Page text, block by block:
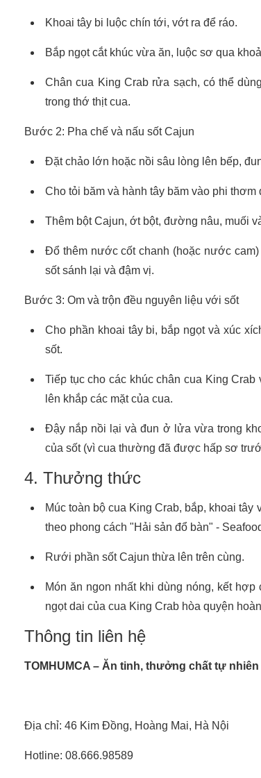
Khoai tây bi luộc chín tới, vớt ra để ráo.
Bắp ngọt cắt khúc vừa ăn, luộc sơ qua
Chân cua King Crab rửa sạch, có thể
trong thớ thịt cua.
Bước 2: Pha chế và nấu sốt Cajun
Đặt chảo lớn hoặc nồi sâu lòng lên bếp,
Cho tỏi băm và hành tây băm vào phi
Thêm bột Cajun, ớt bột, đường nâu, muối
Đổ thêm nước cốt chanh (hoặc nước
sốt sánh lại và đậm vị.
Bước 3: Om và trộn đều nguyên liệu với sốt
Cho phần khoai tây bi, bắp ngọt và xúc
sốt.
Tiếp tục cho các khúc chân cua King
lên khắp các mặt của cua.
Đậy nắp nồi lại và đun ở lửa vừa trong
của sốt (vì cua thường đã được hấp sơ
4. Thưởng thức
Múc toàn bộ cua King Crab, bắp, khoai
theo phong cách "Hải sản đổ bàn" -
Rưới phần sốt Cajun thừa lên trên cùng.
Món ăn ngon nhất khi dùng nóng, kết
ngọt dai của cua King Crab hòa quyện
Thông tin liên hệ
TOMHUMCA – Ăn tinh, thưởng chất tự
Địa chỉ: 46 Kim Đồng, Hoàng Mai, Hà Nội
Hotline: 08.666.98589